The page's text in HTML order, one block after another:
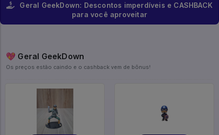
Geral GeekDown: Descontos imperdíveis e CASHBACK
para você aproveitar
💖 Geral GeekDown
Os preços estão caindo e o cashback vem de bônus!